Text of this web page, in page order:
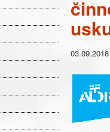
03.09.2018